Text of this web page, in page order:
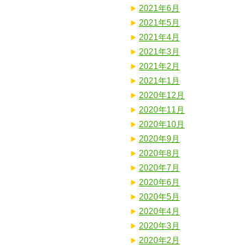
2021年6月
2021年5月
2021年4月
2021年3月
2021年2月
2021年1月
2020年12月
2020年11月
2020年10月
2020年9月
2020年8月
2020年7月
2020年6月
2020年5月
2020年4月
2020年3月
2020年2月